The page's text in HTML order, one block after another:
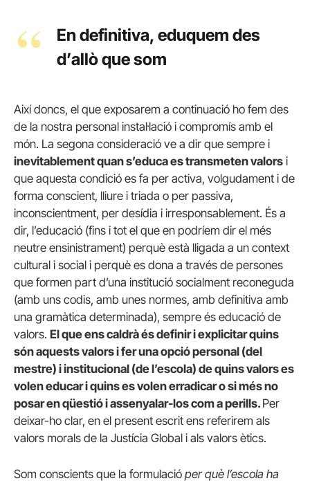
En definitiva, eduquem des
d’allò que som
Així doncs, el que exposarem a continuació ho fem des
de la nostra personal instal·lació i compromís amb el
món. La segona consideració ve a dir que sempre i
inevitablement quan s’educa es transmeten valors i
que aquesta condició es fa per activa, volgudament i de
forma conscient, lliure i triada o per passiva,
inconscientment, per desídia i irresponsablement. És a
dir, l’educació (fins i tot el que en podríem dir el més
neutre ensinistrament) perquè està lligada a un context
cultural i social i perquè es dona a través de persones
que formen part d’una institució socialment reconeguda
(amb uns codis, amb unes normes, amb definitiva amb
una gramàtica determinada), sempre és educació de
valors. El que ens caldrà és definir i explicitar quins
són aquests valors i fer una opció personal (del
mestre) i institucional (de l’escola) de quins valors es
volen educar i quins es volen erradicar o si més no
posar en qüestió i assenyalar-los com a perills. Per
deixar-ho clar, en el present escrit ens referirem als
valors morals de la Justícia Global i als valors ètics.
Som conscients que la formulació per què l’escola ha